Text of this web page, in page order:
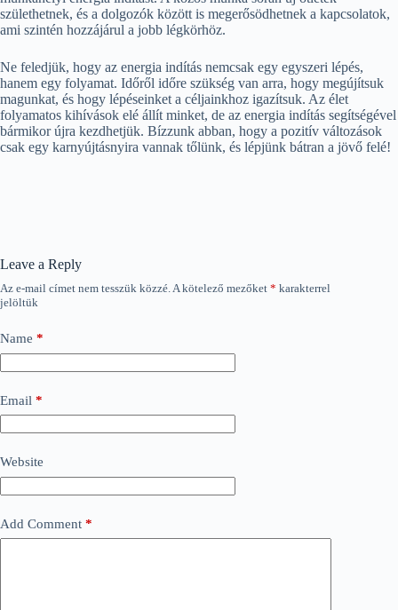
születhetnek, és a dolgozók között is megerősödhetnek a kapcsolatok,
ami szintén hozzájárul a jobb légkörhöz.
Ne feledjük, hogy az energia indítás nemcsak egy egyszeri lépés,
hanem egy folyamat. Időről időre szükség van arra, hogy megújítsuk
magunkat, és hogy lépéseinket a céljainkhoz igazítsuk. Az élet
folyamatos kihívások elé állít minket, de az energia indítás segítségével
bármikor újra kezdhetjük. Bízzunk abban, hogy a pozitív változások
csak egy karnyújtásnyira vannak tőlünk, és lépjünk bátran a jövő felé!
Leave a Reply
Az e-mail címet nem tesszük közzé.A kötelező mezőket * karakterrel
jelöltük
Name *
Email *
Website
Add Comment *